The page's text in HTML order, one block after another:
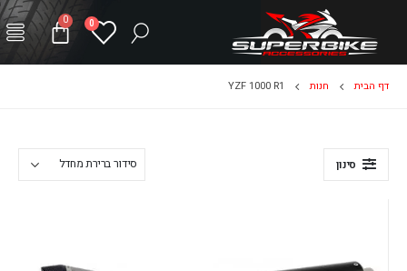
0
0
דף הבית חנות YZF 1000 R1
סינון